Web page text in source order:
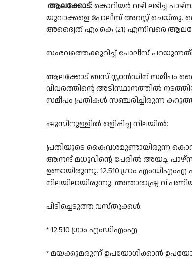
ആലക്കോട്:കൊറിയർ വഴി ലഭിച്ച
യുവാക്കളെ പോലീസ് അറസ്റ്റ് ചെയ്തു.
അദ്വൈത് എം.കെ (21) എന്നിവരെ
സംഭവത്തെക്കുറിച്ച് പോലീസ് പറയുന്നത്:
ആലക്കോട് ബസ് സ്റ്റാൻഡിന് സമീപം
വിവരത്തിന്റെ അടിസ്ഥാനത്തിൽ
സമീപം പ്രതികൾ സഞ്ചരിച്ചിരുന്ന
ഷൂസിനുള്ളിൽ ഒളിപ്പിച്ച നിലയിൽ:
പ്രതിയുടെ കൈവശമുണ്ടായിരുന്ന
ആനന്ദ് മധുവിന്റെ പേരിൽ അയച്ച
ഉണ്ടായിരുന്നു. 12.510 ഗ്രാം
നിലയിലായിരുന്നു. അന്താരാഷ്ട്ര
പിടിച്ചെടുത്ത വസ്തുക്കൾ:
* 12.510 ഗ്രാം എംഡിഎംഎ.
* മയക്കുമരുന്ന് ഉപയോഗിക്കാൻ